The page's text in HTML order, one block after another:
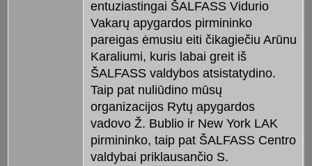
entuziastingai ŠALFASS Vidurio
Vakarų apygardos pirmininko
pareigas ėmusiu eiti čikagiečiu Arūnu
Karaliumi, kuris labai greit iš
ŠALFASS valdybos atsistatydino.
Taip pat nuliūdino mūsų
organizacijos Rytų apygardos
vadovo Ž. Bublio ir New York LAK
pirmininko, taip pat ŠALFASS Centro
valdybai priklausančio S.